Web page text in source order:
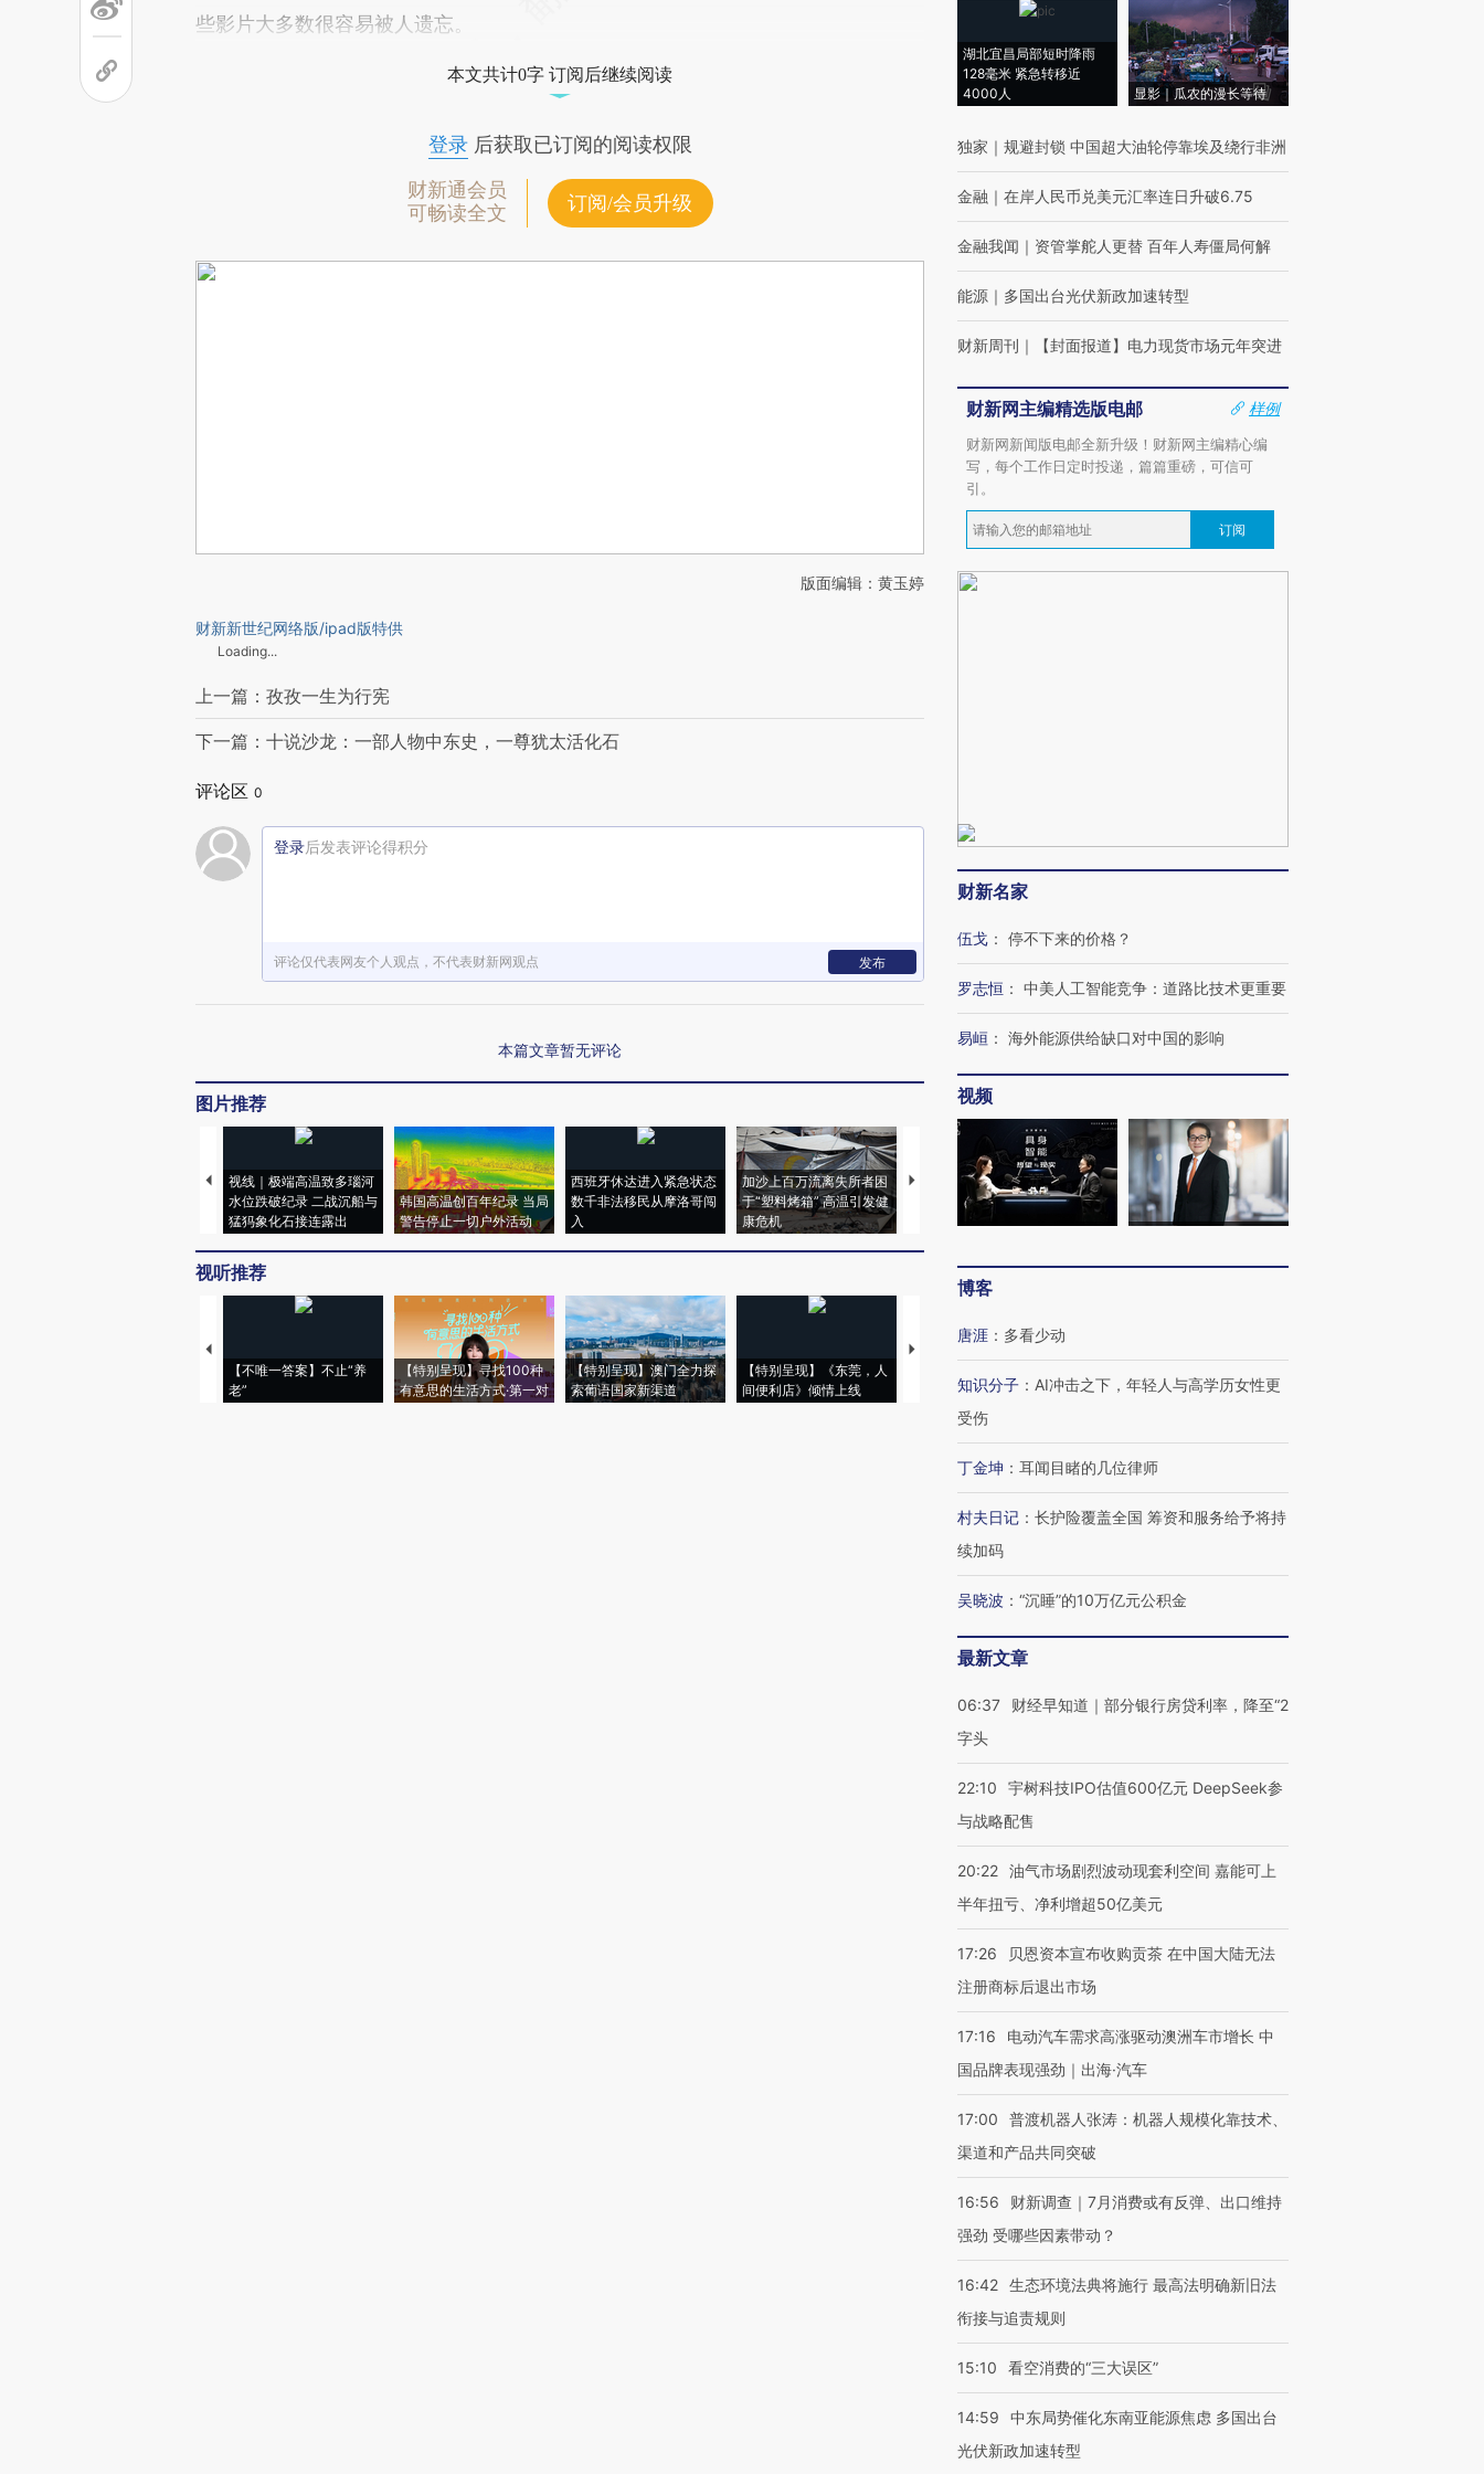
些影片大多数很容易被人遗忘。
本文共计0字 订阅后继续阅读
登录后获取已订阅的阅读权限
财新通会员
可畅读全文
订阅/会员升级
版面编辑：黄玉婷
财新新世纪网络版/ipad版特供
Loading...
上一篇：孜孜一生为行宪
下一篇：十说沙龙：一部人物中东史，一尊犹太活化石
评论区 0
登录后发表评论得积分
评论仅代表网友个人观点，不代表财新网观点 发布
本篇文章暂无评论
图片推荐
视线｜极端高温致多瑙河
水位跌破纪录 二战沉船与
猛犸象化石接连露出
韩国高温创百年纪录 当局
警告停止一切户外活动
西班牙休达进入紧急状态
数千非法移民从摩洛哥闯
入
加沙上百万流离失所者困
于“塑料烤箱” 高温引发健
康危机
视线｜HYROX的吸金
术：是什么让中产们甘
心“花钱找虐”？
马航飞行员跨国走私7万
粒摇头丸 尿检体内含3种
视线｜被称为“蟑螂”的印
度Z世代 用街头抗争将教
育部长拱下台
视听推荐
【不唯一答案】不止“养
老”
【特别呈现】寻找100种
有意思的生活方式·第一对
【特别呈现】澳门全力探
索葡语国家新渠道
【特别呈现】《东莞，人
间便利店》倾情上线
【推广】走进第四届链博
有意思的生活方式·第三对
住三大增长引擎是什么？
湖北宜昌局部短时降雨
128毫米 紧急转移近
4000人
显影｜瓜农的漫长等待
独家 ｜ 规避封锁 中国超大油轮停靠埃及绕行非洲
金融 ｜ 在岸人民币兑美元汇率连日升破6.75
金融我闻 ｜ 资管掌舵人更替 百年人寿僵局何解
能源 ｜ 多国出台光伏新政加速转型
财新周刊 ｜ 【封面报道】电力现货市场元年突进
财新网主编精选版电邮
样例
财新网新闻版电邮全新升级！财新网主编精心编
写，每个工作日定时投递，篇篇重磅，可信可
引。
订阅
财新名家
伍戈 ： 停不下来的价格？
罗志恒 ： 中美人工智能竞争：道路比技术更重要
易峘 ： 海外能源供给缺口对中国的影响
视频
博客
唐涯 ： 多看少动
知识分子 ： AI冲击之下，年轻人与高学历女性更
受伤
丁金坤 ： 耳闻目睹的几位律师
村夫日记 ： 长护险覆盖全国 筹资和服务给予将持
续加码
吴晓波 ： “沉睡”的10万亿元公积金
最新文章
06:37
财经早知道｜部分银行房贷利率，降至“2
字头
22:10
宇树科技IPO估值600亿元 DeepSeek参
与战略配售
20:22 油气市场剧烈波动现套利空间 嘉能可上
半年扭亏、净利增超50亿美元
17:26
贝恩资本宣布收购贡茶 在中国大陆无法
注册商标后退出市场
17:16
电动汽车需求高涨驱动澳洲车市增长 中
国品牌表现强劲｜出海·汽车
17:00
普渡机器人张涛：机器人规模化靠技术、
渠道和产品共同突破
16:56
财新调查｜7月消费或有反弹、出口维持
强劲 受哪些因素带动？
16:42 生态环境法典将施行 最高法明确新旧法
衔接与追责规则
15:10 看空消费的“三大误区”
14:59
中东局势催化东南亚能源焦虑 多国出台
光伏新政加速转型